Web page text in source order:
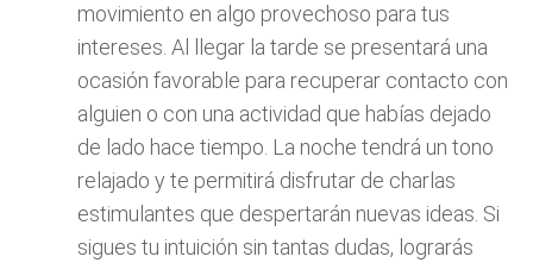
movimiento en algo provechoso para tus
intereses. Al llegar la tarde se presentará una
ocasión favorable para recuperar contacto con
alguien o con una actividad que habías dejado
de lado hace tiempo. La noche tendrá un tono
relajado y te permitirá disfrutar de charlas
estimulantes que despertarán nuevas ideas. Si
sigues tu intuición sin tantas dudas, lograrás